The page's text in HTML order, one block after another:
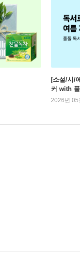
[소설/시/
커 with
2026년 05